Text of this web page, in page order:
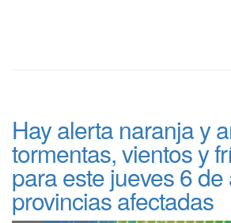
Hay alerta naranja y
tormentas, vientos y
para este jueves 6
provincias afectadas